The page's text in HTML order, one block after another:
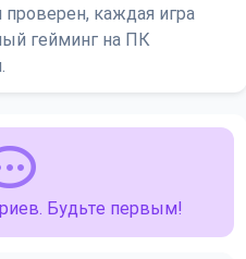
каждая игра
гейминг на ПК
Будьте первым!